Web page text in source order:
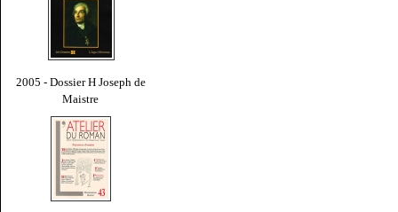
2005 - Dossier H Joseph de
Maistre